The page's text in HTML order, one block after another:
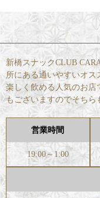
新橋スナックCLUB
所にある通いやすいオス
楽しく飲める人気のお店
もございますのでそちら
営業時間
19:00～1:00